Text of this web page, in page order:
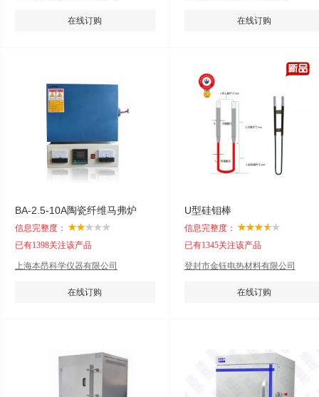
在线订购 在线订购
BA-2.5-10A陶瓷纤维马弗炉
信息完整度：
已有1398关注该产品
上海本昂科学仪器有限公司
在线订购
U型硅钼棒
信息完整度：
已有1345关注该产品
登封市金钰电热材料有限公司
在线订购